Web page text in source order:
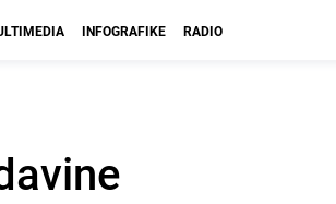
INFOGRAFIKE RADIO